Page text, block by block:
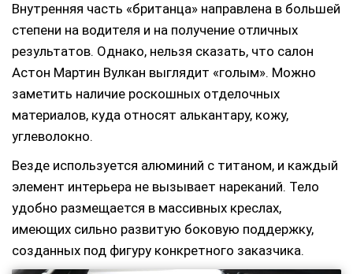
Внутренняя часть «британца» направлена в большей
степени на водителя и на получение отличных
результатов. Однако, нельзя сказать, что салон
Астон Мартин Вулкан выглядит «голым». Можно
заметить наличие роскошных отделочных
материалов, куда относят алькантару, кожу,
углеволокно.
Везде используется алюминий с титаном, и каждый
элемент интерьера не вызывает нареканий. Тело
удобно размещается в массивных креслах,
имеющих сильно развитую боковую поддержку,
созданных под фигуру конкретного заказчика.